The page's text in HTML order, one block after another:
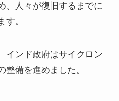
、人々が復旧するまでに
す。
インド政府はサイクロン
整備を進めました。